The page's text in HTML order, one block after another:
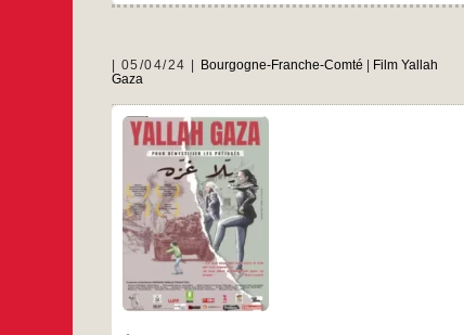
05/04/24 Bourgogne-Franche-Comté
Film Yallah
Gaza